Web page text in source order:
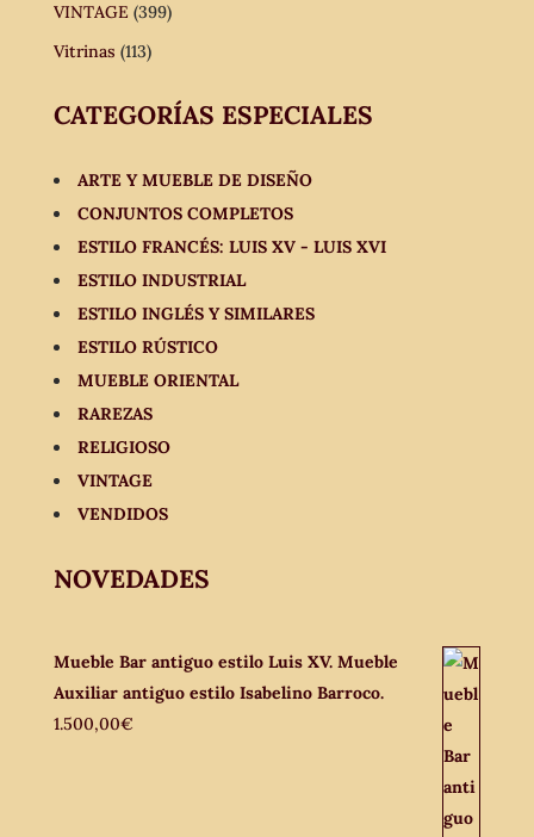
VINTAGE (399)
Vitrinas (113)
CATEGORÍAS ESPECIALES
ARTE Y MUEBLE DE DISEÑO
CONJUNTOS COMPLETOS
ESTILO FRANCÉS: LUIS XV - LUIS XVI
ESTILO INDUSTRIAL
ESTILO INGLÉS Y SIMILARES
ESTILO RÚSTICO
MUEBLE ORIENTAL
RAREZAS
RELIGIOSO
VINTAGE
VENDIDOS
NOVEDADES
Mueble Bar antiguo estilo Luis XV. Mueble
Auxiliar antiguo estilo Isabelino Barroco.
1.500,00€